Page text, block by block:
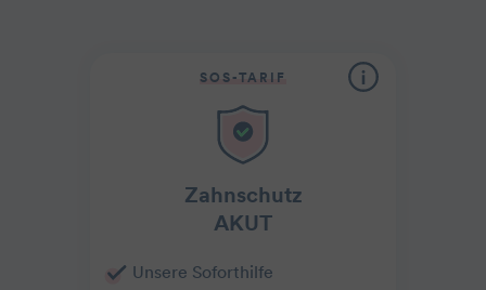
SOS-TARIF
Zahnschutz
AKUT
Unsere Soforthilfe